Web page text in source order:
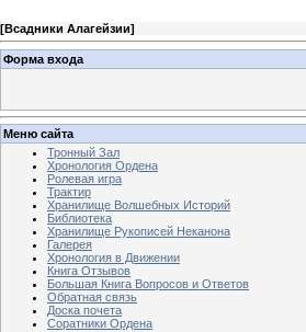
[Всадники Алагейзии]
Форма входа
Меню сайта
Тронный Зал
Хронология Ордена
Ролевая игра
Трактир
Хранилище Волшебных Историй
Библиотека
Хранилище Рукописей Неканона
Галерея
Хронология в Движении
Книга Отзывов
Большая Книга Вопросов и Ответов
Обратная связь
Доска почета
Соратники Ордена